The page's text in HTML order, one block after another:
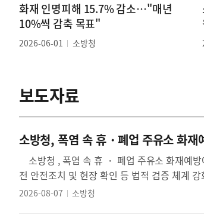
화재 인명피해 15.7% 감소…"매년
10%씩 감축 목표"
2026-06-01 소방청
보도자료
소방청, 폭염 속 휴・폐업 주유소 화재
2026-08-07 소방청